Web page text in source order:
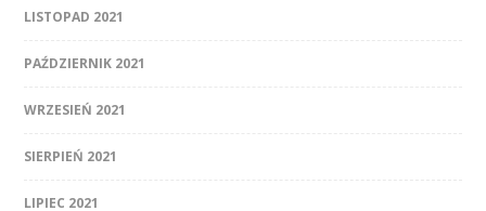
LISTOPAD 2021
PAŹDZIERNIK 2021
WRZESIEŃ 2021
SIERPIEŃ 2021
LIPIEC 2021